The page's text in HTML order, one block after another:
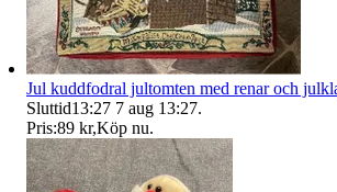
Jul kuddfodral jultomten med renar och
Sluttid13:27 7 aug 13:27.
Pris:89 kr,Köp nu.